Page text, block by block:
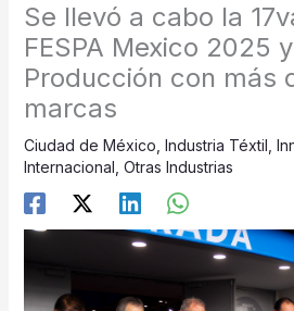
Se llevó a cabo la
FESPA Mexico 2025
Producción con más
marcas
Ciudad de México Industria Téxtil
Internacional Otras Industrias